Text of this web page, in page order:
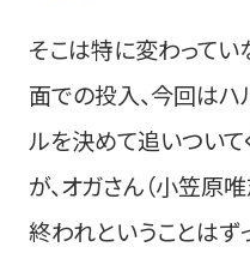
そこは特に変わってい
面での投入、今回はハ
ルを決めて追いつい
が、オガさん（小笠原
終われということはず